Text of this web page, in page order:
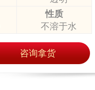
性质
不溶于水
咨询拿货